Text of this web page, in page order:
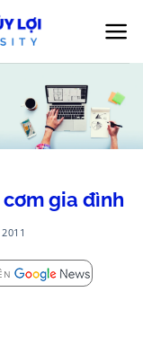
gia đình